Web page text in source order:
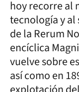
hoy recorre al
tecnología y al
de la Rerum
encíclica
vuelve sobre
así como en